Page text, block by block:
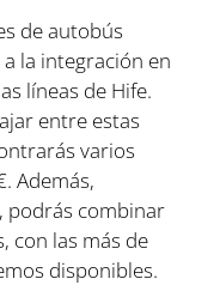
de autobús
la integración en
líneas de Hife.
entre estas
varios
Además,
podrás combinar
con las más de
disponibles.